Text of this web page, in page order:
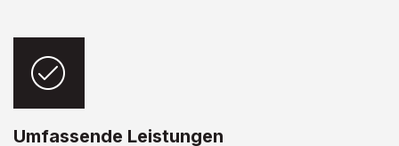
Umfassende Leistungen